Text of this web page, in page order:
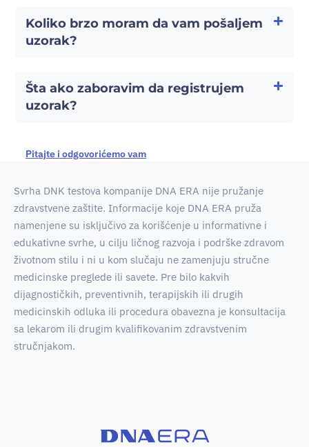
Koliko brzo moram da vam pošaljem
uzorak?
Šta ako zaboravim da registrujem
uzorak?
Pitajte i odgovorićemo vam
Svrha DNK testova kompanije DNA ERA nije pružanje
zdravstvene zaštite. Informacije koje DNA ERA pruža
namenjene su isključivo za korišćenje u informativne i
edukativne svrhe, u cilju ličnog razvoja i podrške zdravom
životnom stilu i ni u kom slučaju ne zamenjuju stručne
medicinske preglede ili savete. Pre bilo kakvih
dijagnostičkih, preventivnih, terapijskih ili drugih
medicinskih odluka ili procedura obavezna je konsultacija
sa lekarom ili drugim kvalifikovanim zdravstvenim
stručnjakom.